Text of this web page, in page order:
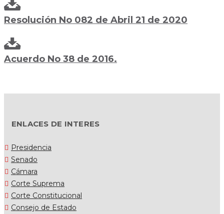
Resolución No 082 de Abril 21 de 2020
Acuerdo No 38 de 2016.
ENLACES DE INTERES
Presidencia
Senado
Cámara
Corte Suprema
Corte Constitucional
Consejo de Estado